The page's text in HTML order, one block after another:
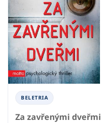
BELETRIA
Za zavřenými dveřmi